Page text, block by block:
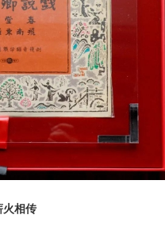
火相传